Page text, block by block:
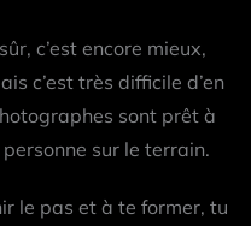
c’est encore mieux,
c’est très difficile d’en
sont prêt à
sur le terrain.
le pas et à te former, tu